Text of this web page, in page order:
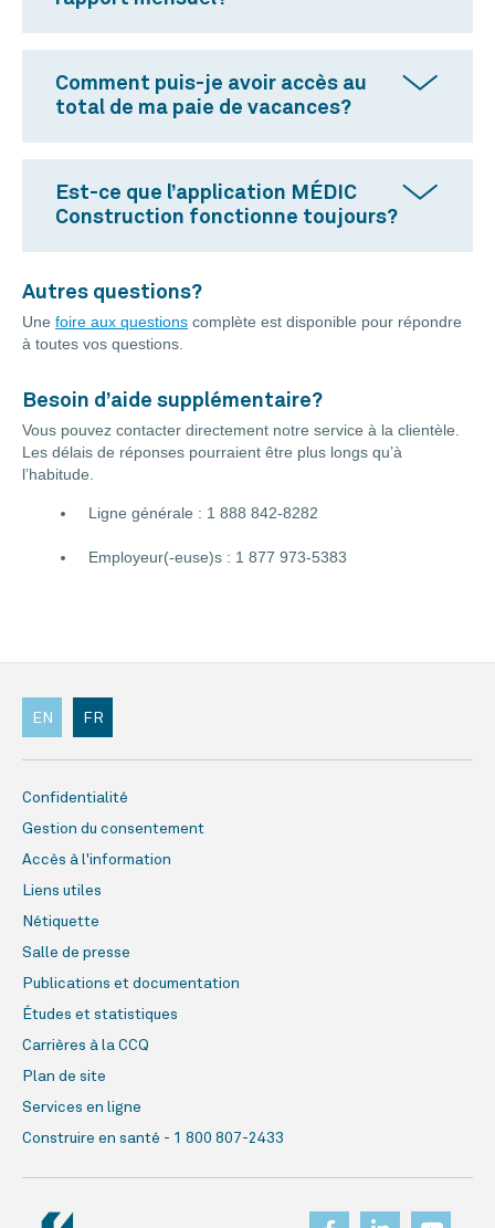
Comment puis-je avoir accès au
total de ma paie de vacances?
Est-ce que l’application MÉDIC
Construction fonctionne toujours?
Autres questions?
Une foire aux questions complète est disponible pour répondre
à toutes vos questions.
Besoin d’aide supplémentaire?
Vous pouvez contacter directement notre service à la clientèle.
Les délais de réponses pourraient être plus longs qu’à
l’habitude.
Ligne générale : 1 888 842-8282
Employeur(-euse)s : 1 877 973-5383
Confidentialité
Gestion du consentement
Accès à l'information
Liens utiles
Nétiquette
Salle de presse
Publications et documentation
Études et statistiques
Carrières à la CCQ
Plan de site
Services en ligne
Construire en santé - 1 800 807-2433
EN FR